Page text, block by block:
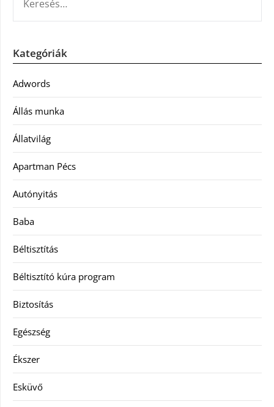
Kategóriák
Adwords
Állás munka
Állatvilág
Apartman Pécs
Autónyitás
Baba
Béltisztítás
Béltisztító kúra program
Biztosítás
Egészség
Ékszer
Esküvő